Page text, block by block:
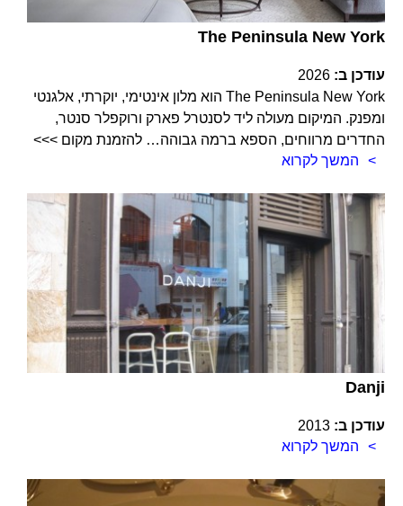
The Peninsula New York
עודכן ב: 2026
The Peninsula New York הוא מלון אינטימי, יוקרתי, אלגנטי
ומפנק. המיקום מעולה ליד לסנטרל פארק ורוקפלר סנטר,
החדרים מרווחים, הספא ברמה גבוהה… להזמנת מקום >>>
המשך לקרוא
Danji
עודכן ב: 2013
המשך לקרוא